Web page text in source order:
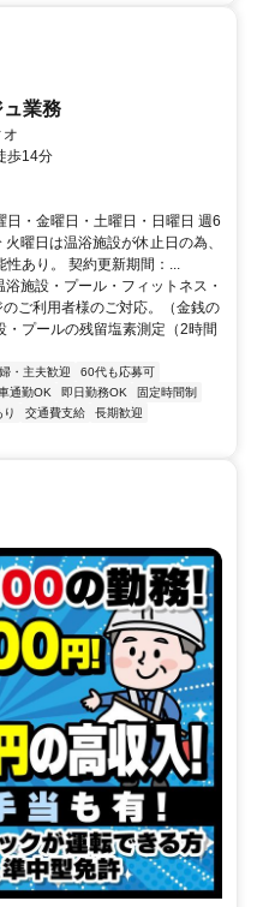
業務
オ
歩14分
・金曜日・土曜日・日曜日 週6
曜日は温浴施設が休止日の為、
あり。 契約更新期間：...
施設・プール・フィットネス・
ご利用者様のご対応。（金銭の
プールの残留塩素測定（2時間
・主夫歓迎
60代も応募可
通勤OK 即日勤務OK
固定時間制
り 交通費支給
長期歓迎